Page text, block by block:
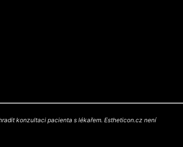
konzultaci pacienta s lékařem. Estheticon.cz není